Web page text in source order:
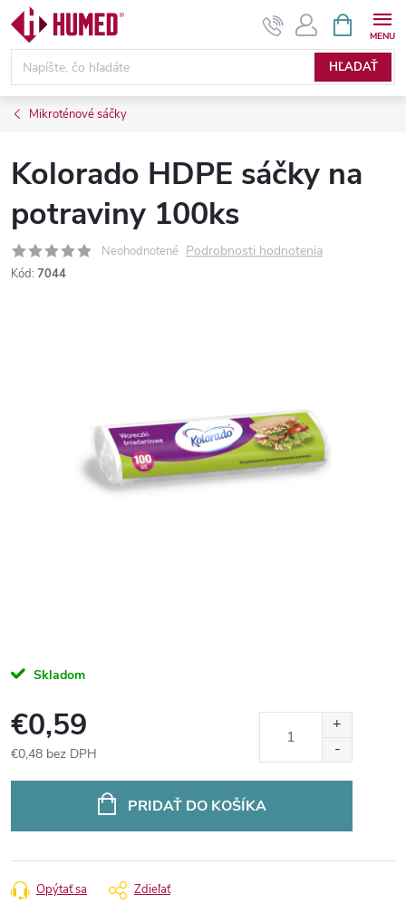
Prejsť
obsah
HĽADAŤ
KOŠÍK
Mikroténové sáčky
Kolorado HDPE sáčky na
potraviny 100ks
Neohodnotené Podrobnosti hodnotenia
Kód: 7044
Skladom
€0,59
€0,48 bez DPH
PRIDAŤ DO KOŠÍKA
Opýtať sa Zdieľať